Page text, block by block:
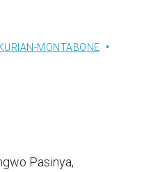
MONTABONE
Pasinya,